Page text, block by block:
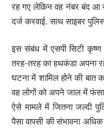
रह गए लेकिन वह नंबर बंद आ
दर्ज करवाई. साथ साइबर
इस संबंध में एसपी सिटी कृष्ण
तरह-तरह का हथकंडा अपना
घटना में शामिल होने की
वह लोगों को अपने जाल में
ऐसे मामले में जितना जल्दी
पैसा वापसी की संभावना